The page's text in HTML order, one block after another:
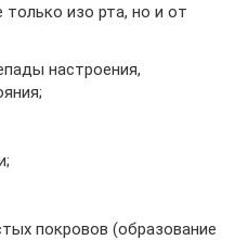
только изо рта, но и от
настроения,
покровов (образование